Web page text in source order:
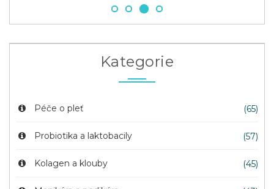
Kategorie
Péče o pleť (65)
Probiotika a laktobacily (57)
Kolagen a klouby (45)